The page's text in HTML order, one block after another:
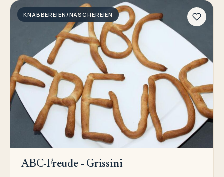
KNABBEREIEN/NASCHEREIEN
ABC-Freude - Grissini